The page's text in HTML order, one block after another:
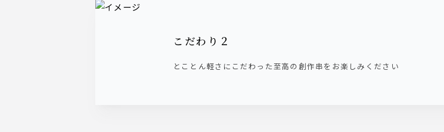
こだわり２
とことん軽さにこだわった至高の創作串をお楽しみください